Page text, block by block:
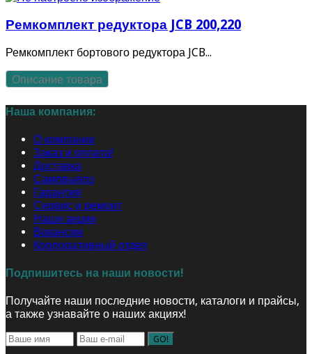
Ремкомплект редуктора JCB 200,220
Ремкомплект бортового редуктора JCB...
Описание товара
Наша компания:
О компании
Заказ и оплата!
Доставка
Самовывоз
Гарантия
Сервис и ремонт
Наши акции
Вакансии
Корпоративный отдел
Подпишитесь на наши новости!
Получайте наши последние новости, каталоги и прайсы,
а также узнавайте о наших акциях!